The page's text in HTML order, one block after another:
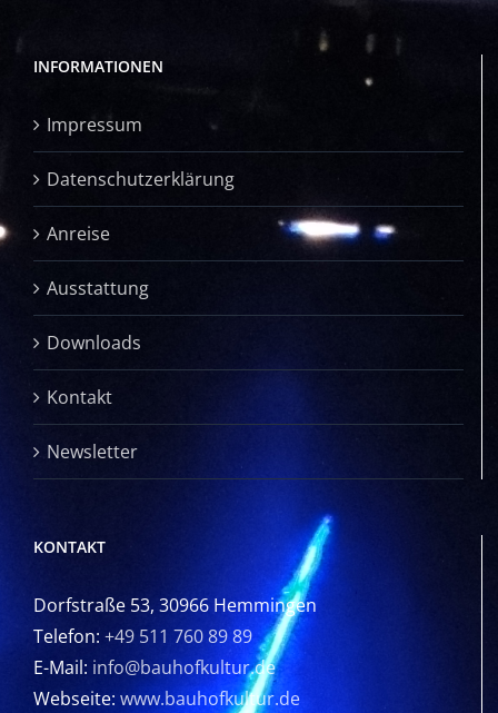
INFORMATIONEN
Impressum
Datenschutzerklärung
Anreise
Ausstattung
Downloads
Kontakt
Newsletter
KONTAKT
Dorfstraße 53, 30966 Hemmingen
Telefon: +49 511 760 89 89
E-Mail: info@bauhofkultur.de
Webseite: www.bauhofkultur.de